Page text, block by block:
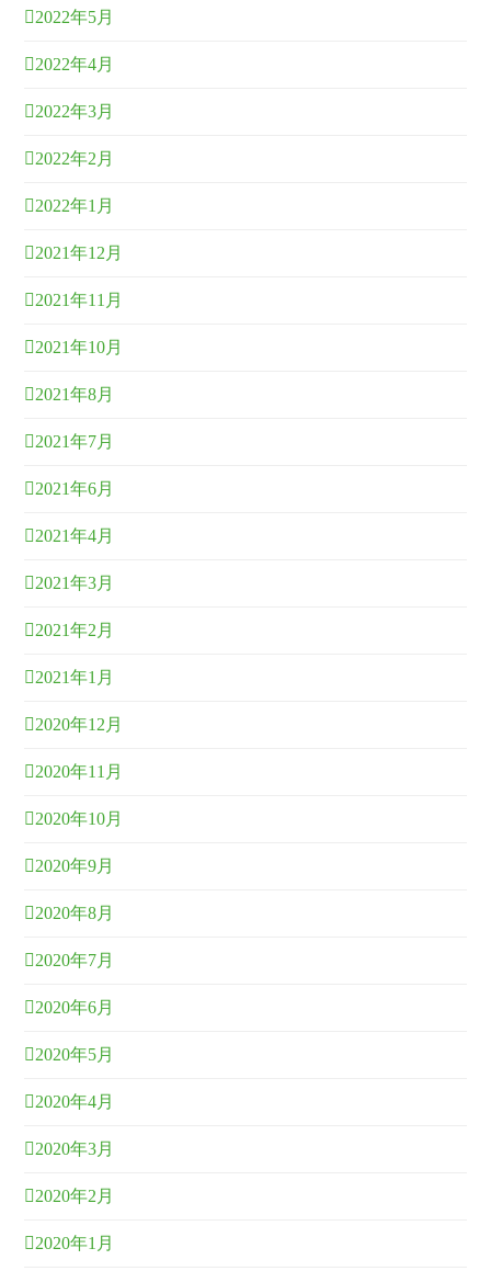
2022年5月
2022年4月
2022年3月
2022年2月
2022年1月
2021年12月
2021年11月
2021年10月
2021年8月
2021年7月
2021年6月
2021年4月
2021年3月
2021年2月
2021年1月
2020年12月
2020年11月
2020年10月
2020年9月
2020年8月
2020年7月
2020年6月
2020年5月
2020年4月
2020年3月
2020年2月
2020年1月